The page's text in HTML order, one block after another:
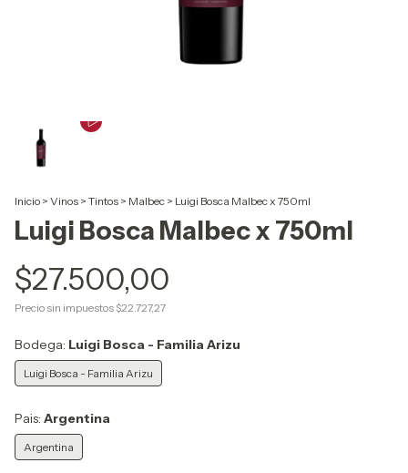
Inicio > Vinos > Tintos > Malbec > Luigi Bosca Malbec x 750ml
Luigi Bosca Malbec x 750ml
$27.500,00
Precio sin impuestos $22.727,27
Bodega: Luigi Bosca - Familia Arizu
Luigi Bosca - Familia Arizu
Pais: Argentina
Argentina